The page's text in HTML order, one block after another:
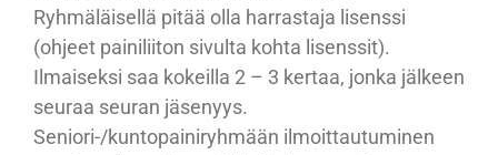
Ryhmäläisellä pitää olla harrastaja lisenssi
(ohjeet painiliiton sivulta kohta lisenssit).
Ilmaiseksi saa kokeilla 2 – 3 kertaa, jonka jälkeen
seuraa seuran jäsenyys.
Seniori-/kuntopainiryhmään ilmoittautuminen